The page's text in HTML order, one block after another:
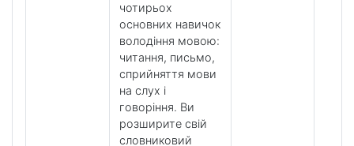
чотирьох
основних навичок
володіння мовою:
читання, письмо,
сприйняття мови
на слух і
говоріння. Ви
розширите свій
словниковий